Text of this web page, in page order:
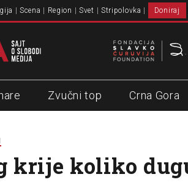
Scena Region Svet Stripolovka Doniraj
Zvučni top Crna Gora
krije koliko